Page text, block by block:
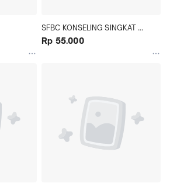
SFBC KONSELING SINGKAT
BERFOKUS SOLUSI
Rp 55.000